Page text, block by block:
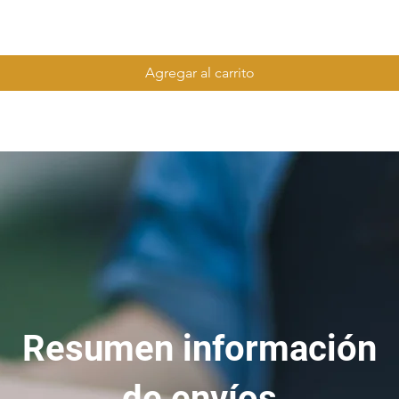
Agregar al carrito
Resumen información